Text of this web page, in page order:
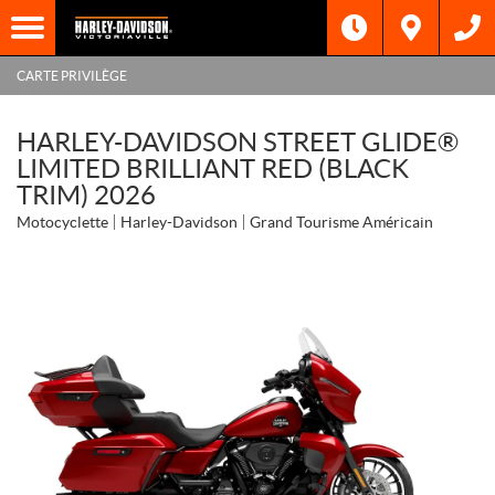
CARTE PRIVILÈGE
HARLEY-DAVIDSON STREET GLIDE®
LIMITED BRILLIANT RED (BLACK
TRIM) 2026
Motocyclette Harley-Davidson Grand Tourisme Américain